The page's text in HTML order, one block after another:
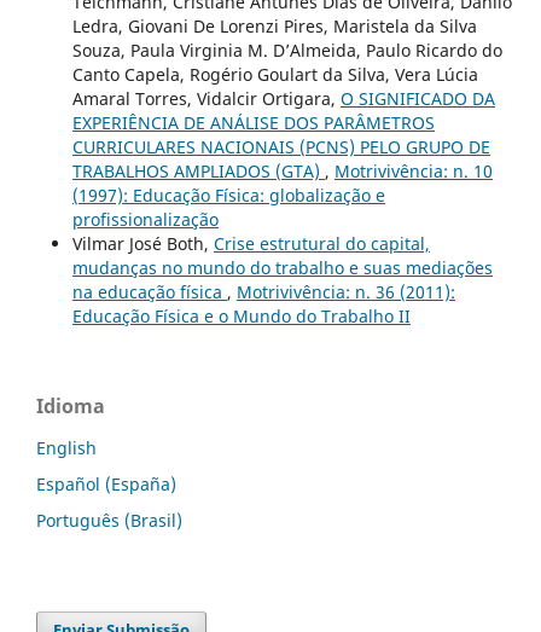
Ledra, Giovani De Lorenzi Pires, Maristela da Silva
Souza, Paula Virginia M. D’Almeida, Paulo Ricardo do
Canto Capela, Rogério Goulart da Silva, Vera Lúcia
Amaral Torres, Vidalcir Ortigara, O SIGNIFICADO DA
EXPERIÊNCIA DE ANÁLISE DOS PARÂMETROS
CURRICULARES NACIONAIS (PCNS) PELO GRUPO DE
TRABALHOS AMPLIADOS (GTA) , Motrivivência: n. 10
(1997): Educação Física: globalização e
profissionalização
Vilmar José Both, Crise estrutural do capital,
mudanças no mundo do trabalho e suas mediações
na educação física , Motrivivência: n. 36 (2011):
Educação Física e o Mundo do Trabalho II
Idioma
English
Español (España)
Português (Brasil)